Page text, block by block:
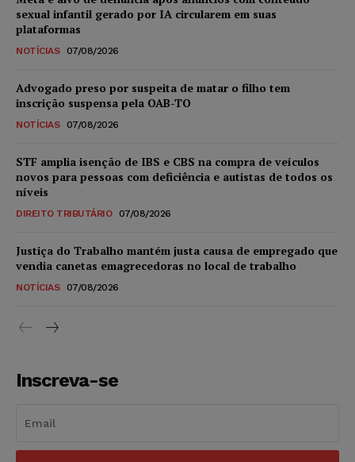
sexual infantil gerado por IA circularem em suas
plataformas
NOTÍCIAS 07/08/2026
Advogado preso por suspeita de matar o filho tem
inscrição suspensa pela OAB-TO
NOTÍCIAS 07/08/2026
STF amplia isenção de IBS e CBS na compra de veículos
novos para pessoas com deficiência e autistas de todos os
níveis
DIREITO TRIBUTÁRIO 07/08/2026
Justiça do Trabalho mantém justa causa de empregado que
vendia canetas emagrecedoras no local de trabalho
NOTÍCIAS 07/08/2026
Inscreva-se